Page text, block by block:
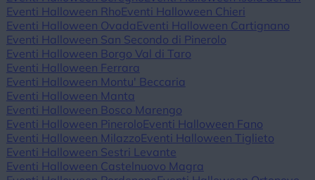
Eventi Halloween RhoEventi Halloween Chieri
Eventi Halloween Ovada Eventi Halloween Cartignano
Eventi Halloween San Secondo di Pinerolo
Eventi Halloween Borgo Val di Taro
Eventi Halloween Ferrara
Eventi Halloween Montu' Beccaria
Eventi Halloween Manta
Eventi Halloween Bosco Marengo
Eventi Halloween PineroloEventi Halloween Fano
Eventi Halloween MilazzoEventi Halloween Tiglieto
Eventi Halloween Sestri Levante
Eventi Halloween Castelnuovo Magra